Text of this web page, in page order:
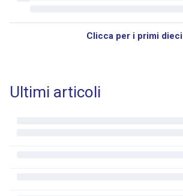
Clicca per i primi dieci
Ultimi articoli